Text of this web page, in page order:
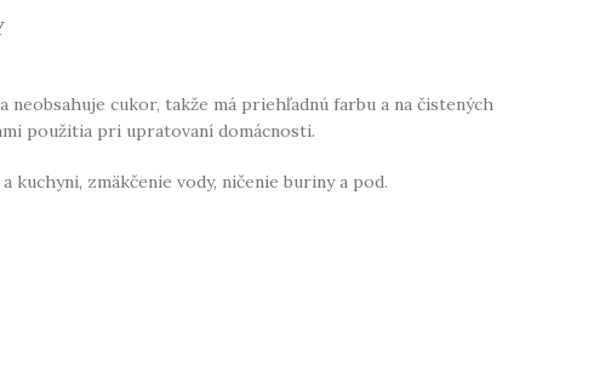
cukor, takže má priehľadnú farbu a na čistených
použitia pri upratovaní domácnosti.
zmäkčenie vody, ničenie buriny a pod.